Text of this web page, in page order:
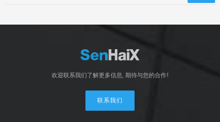
欢迎联系我们了解更多信息, 期待与您的合作!
联系我们